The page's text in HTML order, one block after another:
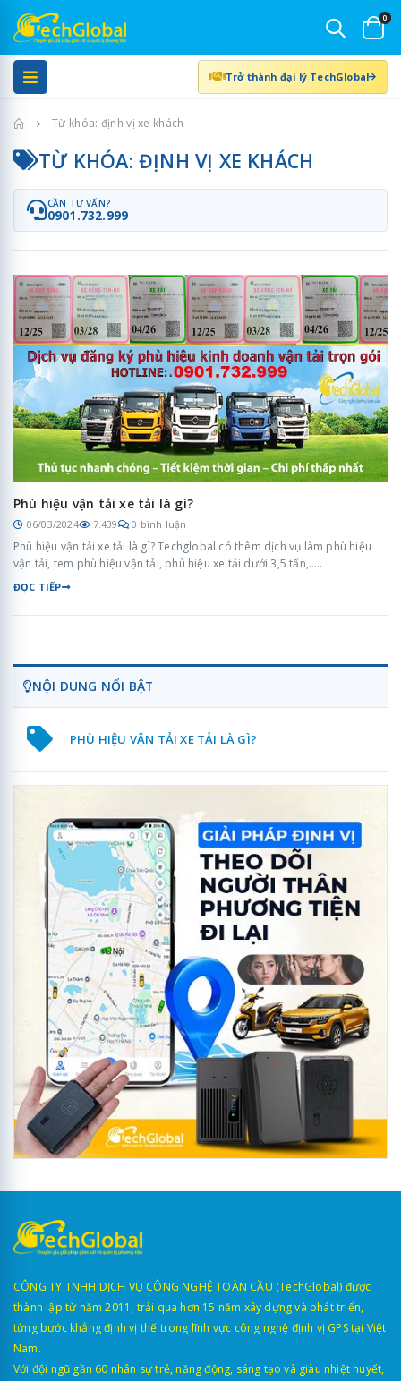
0
Trở thành đại lý TechGlobal
Trang chủTừ khóa: định vị xe khách
TỪ KHÓA: ĐỊNH VỊ XE KHÁCH
CẦN TƯ VẤN?
0901.732.999
Phù hiệu vận tải xe tải là gì?
06/03/2024 7.439 0 bình luận
Phù hiệu vận tải xe tải là gì? Techglobal có thêm dịch vụ làm phù hiệu
vận tải, tem phù hiệu vận tải, phù hiệu xe tải dưới 3,5 tấn,…..
ĐỌC TIẾP
NỘI DUNG NỔI BẬT
PHÙ HIỆU VẬN TẢI XE TẢI LÀ GÌ?
CÔNG TY TNHH DỊCH VỤ CÔNG NGHỆ TOÀN CẦU (TechGlobal) được
thành lập từ năm 2011, trải qua hơn 15 năm xây dựng và phát triển,
từng bước khẳng định vị thế trong lĩnh vực công nghệ định vị GPS tại Việt
Nam.
Với đội ngũ gần 60 nhân sự trẻ, năng động, sáng tạo và giàu nhiệt huyết,